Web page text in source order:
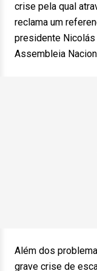
crise pela qual
reclama um
presidente Nicolás
Assembleia
Além dos
grave crise de